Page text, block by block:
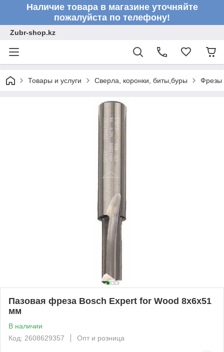
Наличие товара в магазине уточняйте
пожалуйста по телефону!
Zubr-shop.kz
Товары и услуги Сверла, коронки, биты,буры Фрезы
Пазовая фреза Bosch Expert for Wood 8x6x51
мм
В наличии
Код: 2608629357
Опт и розница